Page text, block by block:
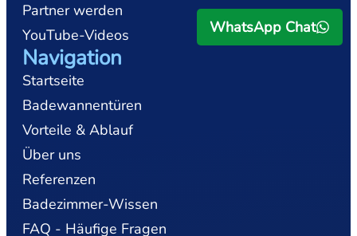
WhatsApp Chat
Navigation
Startseite
Badewannentüren
Vorteile & Ablauf
Über uns
Referenzen
Badezimmer-Wissen
FAQ - Häufige Fragen
Partner werden
YouTube-Videos